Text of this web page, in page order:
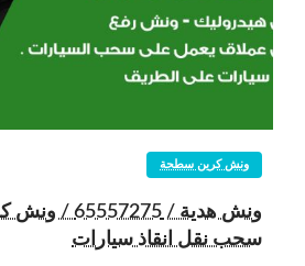
ونش كرين سطحة
ونش هدية /
سحب نقل انقاذ سيارات